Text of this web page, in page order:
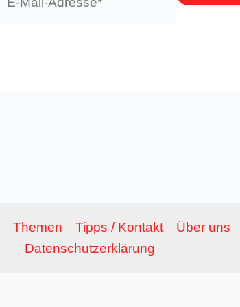
Themen Tipps / Kontakt Über uns
Datenschutzerklärung